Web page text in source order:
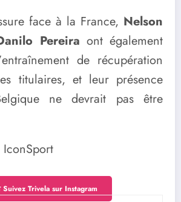
face à la France, Nelson
Pereira ont également
de récupération
titulaires, et leur présence
ne devrait pas être
Suivez Trivela sur Instagram